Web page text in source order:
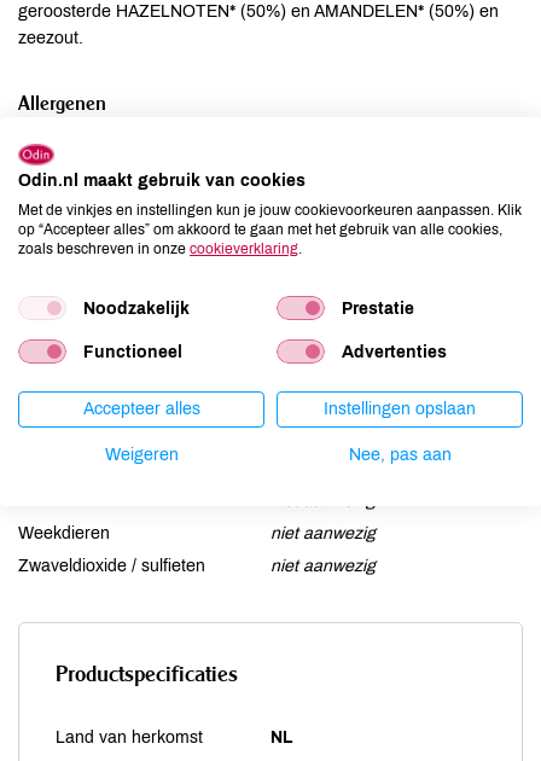
geroosterde HAZELNOTEN* (50%) en AMANDELEN* (50%) en
zeezout.
Allergenen
Aardnoten
Ei
niet aanwezig
Gluten
niet aanwezig
Lactose
niet aanwezig
Mosterd
niet aanwezig
Noten
aanwezig
niet aanwezig
Weekdieren
niet aanwezig
Zwaveldioxide / sulfieten
niet aanwezig
Productspecificaties
Land van herkomst NL
Odin.nl maakt gebruik van cookies
Met de vinkjes en instellingen kun je jouw cookievoorkeuren aanpassen. Klik
op “Accepteer alles” om akkoord te gaan met het gebruik van alle cookies,
zoals beschreven in onze cookieverklaring.
Noodzakelijk Prestatie
Functioneel Advertenties
Accepteer alles Instellingen opslaan
Weigeren Nee, pas aan